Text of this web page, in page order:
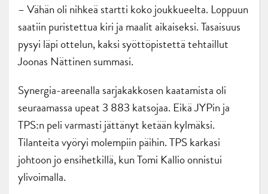
– Vähän oli nihkeä startti koko joukkueelta. Loppuun
saatiin puristettua kiri ja maalit aikaiseksi. Tasaisuus
pysyi läpi ottelun, kaksi syöttöpistettä tehtaillut
Joonas Nättinen summasi.
Synergia-areenalla sarjakakkosen kaatamista oli
seuraamassa upeat 3 883 katsojaa. Eikä JYPin ja
TPS:n peli varmasti jättänyt ketään kylmäksi.
Tilanteita vyöryi molempiin päihin. TPS karkasi
johtoon jo ensihetkillä, kun Tomi Kallio onnistui
ylivoimalla.